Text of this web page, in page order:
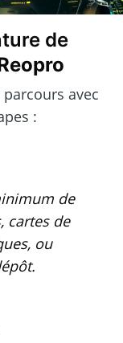
de
avec
:
de
cartes de
ou